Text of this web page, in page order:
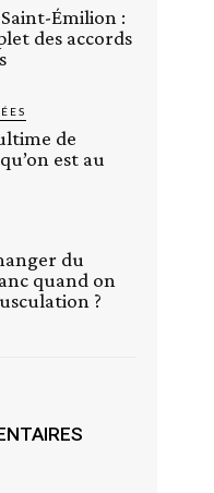
Émilion :
des accords
de
est au
du
quand on
?